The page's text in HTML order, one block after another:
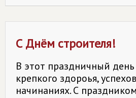
С Днём строителя!
В этот праздничный
крепкого здороья,
начинаниях. С